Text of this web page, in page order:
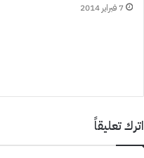
7 فبراير 2014
اترك تعليقاً